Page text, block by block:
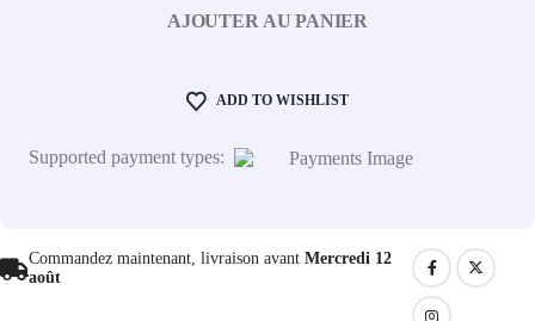
AJOUTER AU PANIER
ADD TO WISHLIST
Supported payment types:
Commandez maintenant, livraison avant Mercredi 12
août